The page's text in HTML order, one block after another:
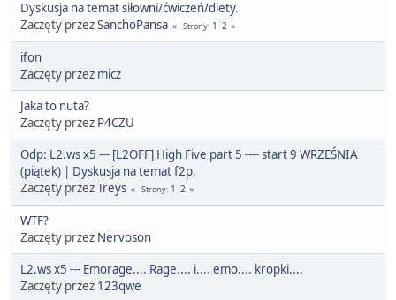
Dyskusja na temat siłowni/ćwiczeń/diety.
Zaczęty przezSanchoPansa Strony 1 2
ifon
Zaczęty przez micz
Jaka to nuta?
Zaczęty przez P4CZU
Odp: L2.ws x5 --- [L2OFF] High Five part 5 ---- start 9 WRZEŚNIA
(piątek) | Dyskusja na temat f2p,
Zaczęty przezTreys Strony 1 2
WTF?
Zaczęty przez Nervoson
L2.ws x5 --- Emorage.... Rage.... i.... emo.... kropki....
Zaczęty przez 123qwe